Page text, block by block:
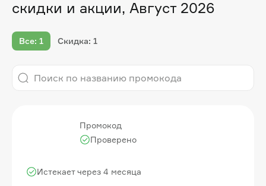
скидки и акции, Август 2026
Все: 1 Скидка: 1
Промокод
Истекает через 4 месяца
Проверено